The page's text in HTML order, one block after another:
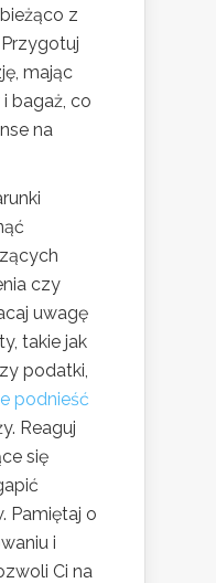
z
mając
bagaż, co
na
czy
uwagę
takie jak
podatki,
podnieść
Reaguj
się
Pamiętaj o
i
Ci na